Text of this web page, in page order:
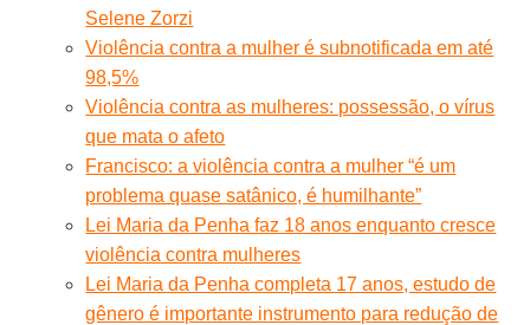
Selene Zorzi
Violência contra a mulher é subnotificada em até
98,5%
Violência contra as mulheres: possessão, o vírus
que mata o afeto
Francisco: a violência contra a mulher “é um
problema quase satânico, é humilhante”
Lei Maria da Penha faz 18 anos enquanto cresce
violência contra mulheres
Lei Maria da Penha completa 17 anos, estudo de
gênero é importante instrumento para redução de